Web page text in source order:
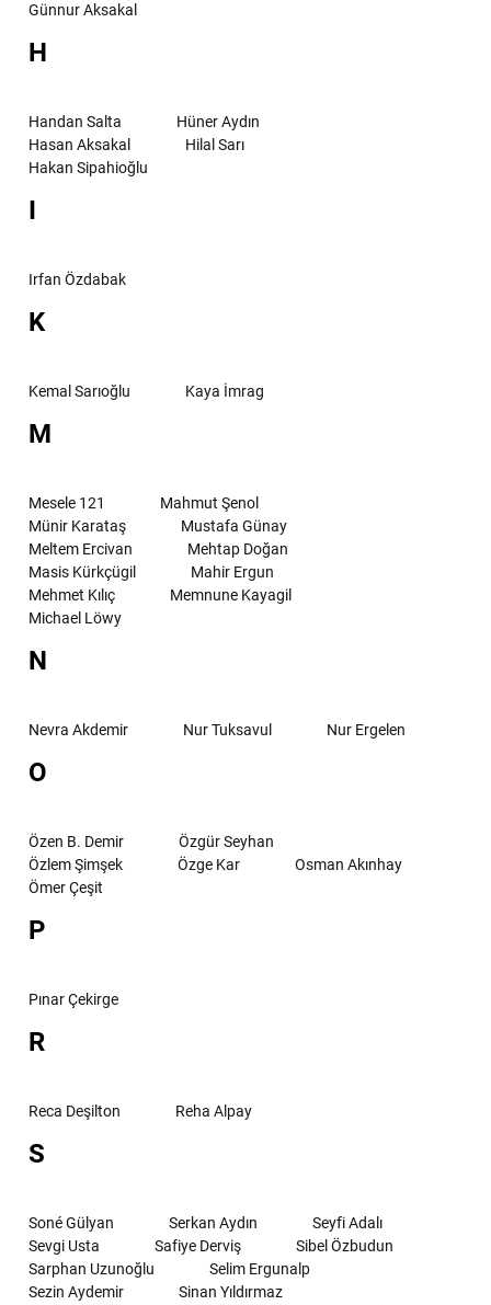
Günnur Aksakal
H
Handan Salta
Hüner Aydın
Hasan Aksakal
Hilal Sarı
Hakan Sipahioğlu
I
Irfan Özdabak
K
Kemal Sarıoğlu Kaya İmrag
M
Mesele 121
Mahmut Şenol
Münir Karataş
Mustafa Günay
Meltem Ercivan
Mehtap Doğan
Masis Kürkçügil
Mahir Ergun
Mehmet Kılıç
Memnune Kayagil
Michael Löwy
N
Nevra Akdemir Nur Tuksavul Nur Ergelen
O
Özen B. Demir
Özgür Seyhan
Özlem Şimşek
Özge Kar
Osman Akınhay
Ömer Çeşit
P
Pınar Çekirge
R
Reca Deşilton Reha Alpay
S
Soné Gülyan Serkan Aydın
Seyfi Adalı
Sevgi Usta
Safiye Derviş
Sibel Özbudun
Sarphan Uzunoğlu
Selim Ergunalp
Sezin Aydemir
Sinan Yıldırmaz